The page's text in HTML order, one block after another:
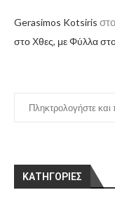
Gerasimos Kotsiris στο
στο Χθες, με Φύλλα
KΑΤΗΓΟΡΊΕΣ